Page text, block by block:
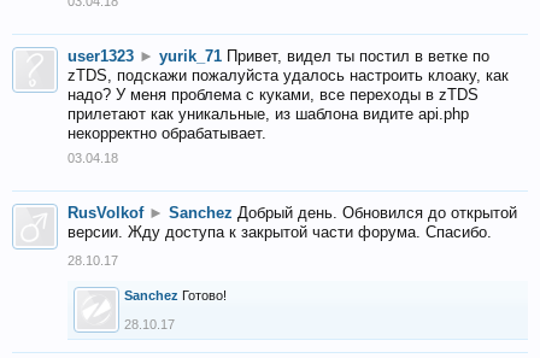
user1323 ► yurik_71 Привет, видел ты постил в ветке по
zTDS, подскажи пожалуйста удалось настроить клоаку, как
надо? У меня проблема с куками, все переходы в zTDS
прилетают как уникальные, из шаблона видите api.php
некорректно обрабатывает.
03.04.18
RusVolkof ► Sanchez Добрый день. Обновился до открытой
версии. Жду доступа к закрытой части форума. Спасибо.
28.10.17
Sanchez Готово!
28.10.17